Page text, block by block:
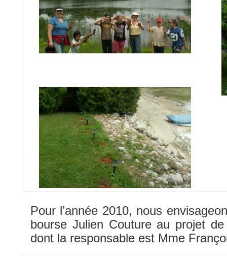
Pour l’année 2010, nous
bourse Julien Couture au projet
dont la responsable est Mme